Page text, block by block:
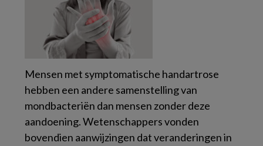
Mensen met symptomatische handartrose
hebben een andere samenstelling van
mondbacteriën dan mensen zonder deze
aandoening. Wetenschappers vonden
bovendien aanwijzingen dat veranderingen in